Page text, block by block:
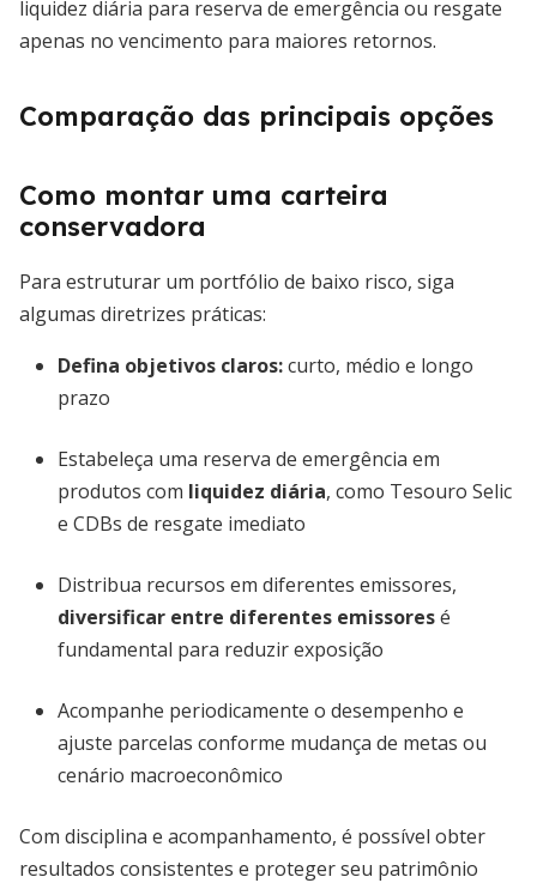
liquidez diária para reserva de emergência ou resgate
apenas no vencimento para maiores retornos.
Comparação das principais opções
Como montar uma carteira
conservadora
Para estruturar um portfólio de baixo risco, siga
algumas diretrizes práticas:
Defina objetivos claros:curto, médio e longo
prazo
Estabeleça uma reserva de emergência em
produtos com liquidez diária, como Tesouro Selic
e CDBs de resgate imediato
Distribua recursos em diferentes emissores,
diversificar entre diferentes emissoresé
fundamental para reduzir exposição
Acompanhe periodicamente o desempenho e
ajuste parcelas conforme mudança de metas ou
cenário macroeconômico
Com disciplina e acompanhamento, é possível obter
resultados consistentes e proteger seu patrimônio